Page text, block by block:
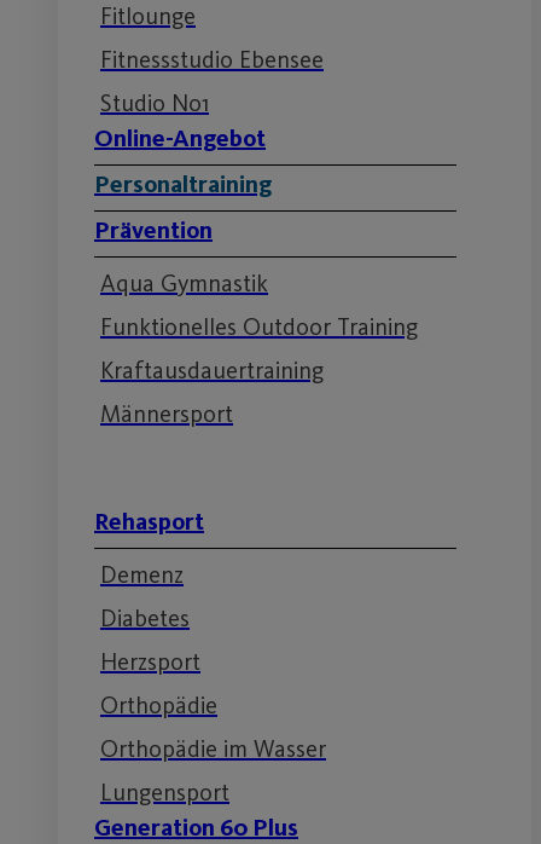
Fitlounge
Fitnessstudio Ebensee
Studio No1
Online-Angebot
Personaltraining
Prävention
Aqua Gymnastik
Funktionelles Outdoor Training
Kraftausdauertraining
Männersport
Rehasport
Demenz
Diabetes
Herzsport
Orthopädie
Orthopädie im Wasser
Lungensport
Generation 60 Plus